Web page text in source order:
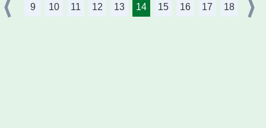
9 10 11 12 13 14 15 16 17 18